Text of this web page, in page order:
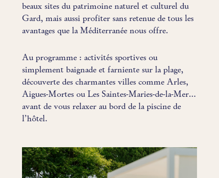
beaux sites du patrimoine naturel et culturel du
Gard, mais aussi profiter sans retenue de tous les
avantages que la Méditerranée nous offre.
Au programme : activités sportives ou
simplement baignade et farniente sur la plage,
découverte des charmantes villes comme Arles,
Aigues-Mortes ou Les Saintes-Maries-de-la-Mer…
avant de vous relaxer au bord de la piscine de
l’hôtel.